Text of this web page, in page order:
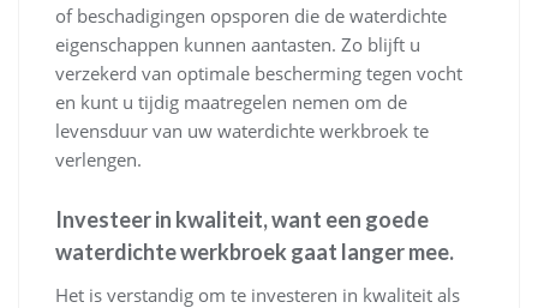
of beschadigingen opsporen die de waterdichte
eigenschappen kunnen aantasten. Zo blijft u
verzekerd van optimale bescherming tegen vocht
en kunt u tijdig maatregelen nemen om de
levensduur van uw waterdichte werkbroek te
verlengen.
Investeer in kwaliteit, want een goede
waterdichte werkbroek gaat langer mee.
Het is verstandig om te investeren in kwaliteit als